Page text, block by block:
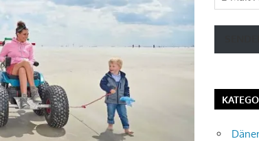
Mail-
Adresse